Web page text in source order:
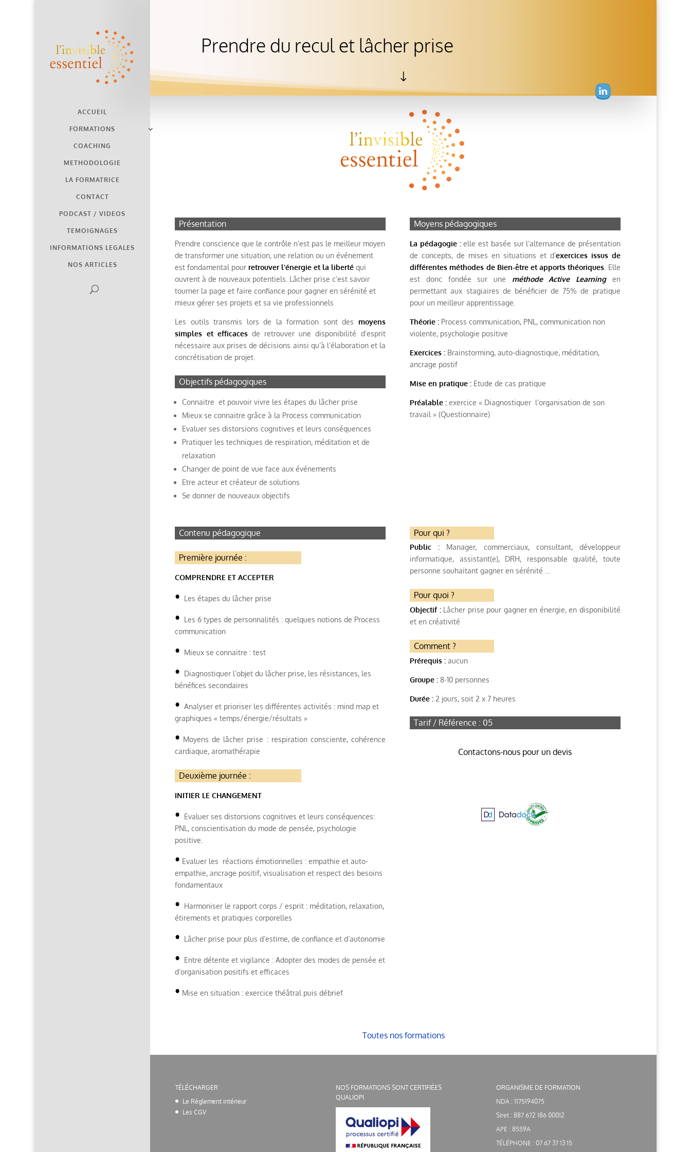
ACCUEIL
FORMATIONS
COACHING
METHODOLOGIE
LA FORMATRICE
CONTACT
PODCAST / VIDEOS
TEMOIGNAGES
INFORMATIONS LEGALES
NOS ARTICLES
Prendre du recul et lâcher prise
"
Présentation
Prendre conscience que le contrôle n’est pas le meilleur moyen
de transformer une situation, une relation ou un événement
est fondamental pour retrouver l’énergie et la liberté qui
ouvrent à de nouveaux potentiels. Lâcher prise c’est savoir
tourner la page et faire confiance pour gagner en sérénité et
mieux gérer ses projets et sa vie professionnels
Les outils transmis lors de la formation sont des moyens
simples et efficacesde retrouver une disponibilité d’esprit
nécessaire aux prises de décisions ainsi qu’à l’élaboration et la
concrétisation de projet.
Objectifs pédagogiques
Connaitre et pouvoir vivre les étapes du lâcher prise
Mieux se connaitre grâce à la Process communication
Evaluer ses distorsions cognitives et leurs conséquences
Pratiquer les techniques de respiration, méditation et de
relaxation
Changer de point de vue face aux événements
Etre acteur et créateur de solutions
Se donner de nouveaux objectifs
Moyens pédagogiques
La pédagogie : elle est basée sur l’alternance de présentation
de concepts, de mises en situations et d’exercices issus de
différentes méthodes de Bien-être et apports théoriques Elle
est donc fondée sur une méthode Active Learningen
permettant aux stagiaires de bénéficier de 75% de pratique
pour un meilleur apprentissage.
Théorie : Process communication, PNL, communication non
violente, psychologie positive
Exercices : Brainstorming, auto-diagnostique, méditation,
ancrage postif
Mise en pratique : Etude de cas pratique
Préalable : exercice « Diagnostiquer l’organisation de son
travail » (Questionnaire)
Contenu pédagogique
Première journée :
COMPRENDRE ET ACCEPTER
• Les étapes du lâcher prise
• Les 6 types de personnalités : quelques notions de Process
communication
• Mieux se connaitre : test
• Diagnostiquer l’objet du lâcher prise, les résistances, les
bénéfices secondaires
• Analyser et prioriser les différentes activités : mind map et
graphiques « temps/énergie/résultats »
• Moyens de lâcher prise : respiration consciente, cohérence
cardiaque, aromathérapie
Deuxième journée :
INITIER LE CHANGEMENT
• Evaluer ses distorsions cognitives et leurs conséquences:
PNL, conscientisation du mode de pensée, psychologie
positive.
• Evaluer les réactions émotionnelles : empathie et auto-
empathie, ancrage positif, visualisation et respect des besoins
fondamentaux
• Harmoniser le rapport corps / esprit : méditation, relaxation,
étirements et pratiques corporelles
• Lâcher prise pour plus d’estime, de confiance et d’autonomie
• Entre détente et vigilance : Adopter des modes de pensée et
d’organisation positifs et efficaces
• Mise en situation : exercice théâtral puis débrief
Pour qui ?
Public : Manager, commerciaux, consultant, développeur
informatique, assistant(e), DRH, responsable qualité, toute
personne souhaitant gagner en sérénité …
Pour quoi ?
Objectif : Lâcher prise pour gagner en énergie, en disponibilité
et en créativité
Comment ?
Prérequis :aucun
Groupe :8-10 personnes
Durée :2 jours, soit 2 x 7 heures
Tarif / Référence : 05
Contactons-nous pour un devis
Toutes nos formations
TÉLÉCHARGER
Le Réglement intérieur
Les CGV
NOS FORMATIONS SONT CERTIFIÉES
QUALIOPI
ORGANISME DE FORMATION
NDA : 1175194075
Siret : 887 672 186 00012
APE : 8559A
TÉLÉPHONE : 07 67 37 13 15